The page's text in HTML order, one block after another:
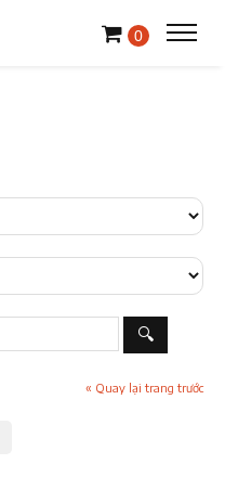
0
🔍
« Quay lại trang trước